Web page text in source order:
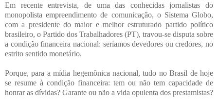
Em recente entrevista, de uma das conhecidas jornalistas do
monopolista empreendimento de comunicação, o Sistema Globo,
com a presidente do maior e melhor estruturado partido político
brasileiro, o Partido dos Trabalhadores (PT), travou-se disputa sobre
a condição financeira nacional: seríamos devedores ou credores, no
estrito sentido monetário.
Porque, para a mídia hegemônica nacional, tudo no Brasil de hoje
se resume à condição financeira: tem ou não tem capacidade de
honrar as dívidas? Garante ou não a vida opulenta dos prestamistas?